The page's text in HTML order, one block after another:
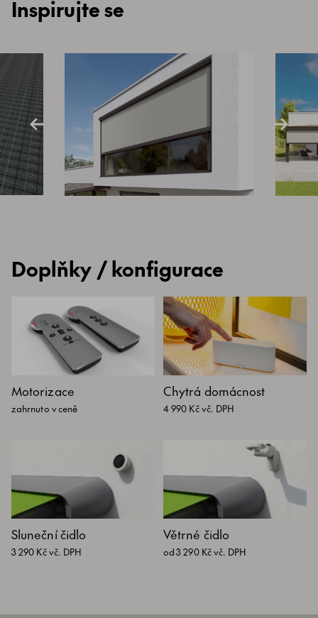
Inspirujte se
Doplňky / konfigurace
Motorizace
zahrnuto v ceně
Chytrá domácnost
4 990 Kč vč. DPH
Sluneční čidlo
3 290 Kč vč. DPH
Větrné čidlo
od 3 290 Kč vč. DPH